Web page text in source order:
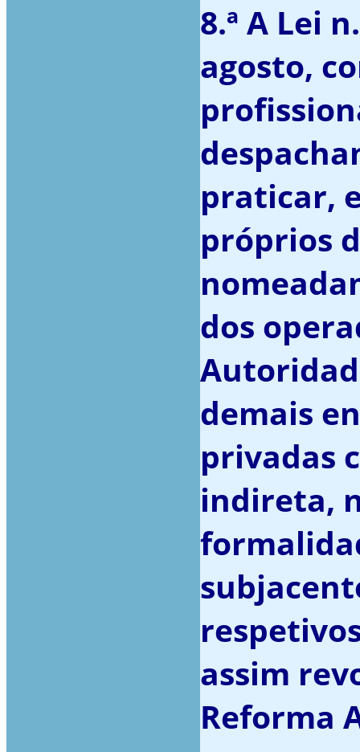
8.ª A Lei
agosto,
praticar,
próprios
dos
demais
privadas
indireta,
assim
Reforma